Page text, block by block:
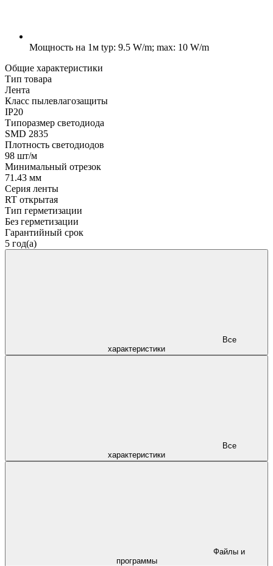
Мощность на 1м typ: 9.5 W/m; max: 10 W/m
Общие характеристики
Тип товара
Лента
Класс пылевлагозащиты
IP20
Типоразмер светодиода
SMD 2835
Плотность светодиодов
98 шт/м
Минимальный отрезок
71.43 мм
Серия ленты
RT открытая
Тип герметизации
Без герметизации
Гарантийный срок
5 год(а)
характеристики
характеристики
программы